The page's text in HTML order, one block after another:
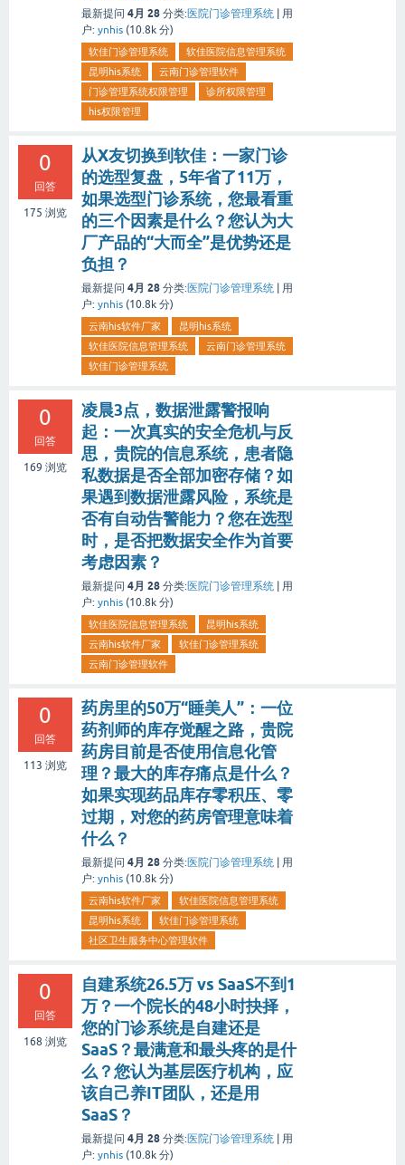
最新提问 4月 28 分类:医院门诊管理系统
用
户: ynhis (10.8k 分)
软佳门诊管理系统
软佳医院信息管理系统
昆明his系统
云南门诊管理软件
门诊管理系统权限管理
诊所权限管理
his权限管理
0
回答
175 浏览
从X友切换到软佳：一家门诊
的选型复盘，5年省了11万，
如果选型门诊系统，您最看重
的三个因素是什么？您认为大
厂产品的“大而全”是优势还是
负担？
最新提问 4月 28 分类:医院门诊管理系统
用
户: ynhis (10.8k 分)
云南his软件厂家
昆明his系统
软佳医院信息管理系统
云南门诊管理系统
软佳门诊管理系统
0
回答
169 浏览
凌晨3点，数据泄露警报响
起：一次真实的安全危机与反
思，贵院的信息系统，患者隐
私数据是否全部加密存储？如
果遇到数据泄露风险，系统是
否有自动告警能力？您在选型
时，是否把数据安全作为首要
考虑因素？
最新提问 4月 28 分类:医院门诊管理系统
用
户: ynhis (10.8k 分)
软佳医院信息管理系统
昆明his系统
云南his软件厂家
软佳门诊管理系统
云南门诊管理软件
0
回答
113 浏览
药房里的50万“睡美人”：一位
药剂师的库存觉醒之路，贵院
药房目前是否使用信息化管
理？最大的库存痛点是什么？
如果实现药品库存零积压、零
过期，对您的药房管理意味着
什么？
最新提问 4月 28 分类:医院门诊管理系统
用
户: ynhis (10.8k 分)
云南his软件厂家
软佳医院信息管理系统
昆明his系统
软佳门诊管理系统
社区卫生服务中心管理软件
0
回答
168 浏览
自建系统26.5万 vs SaaS不到1
万？一个院长的48小时抉择，
您的门诊系统是自建还是
SaaS？最满意和最头疼的是什
么？您认为基层医疗机构，应
该自己养IT团队，还是用
SaaS？
最新提问 4月 28 分类:医院门诊管理系统
用
户: ynhis (10.8k 分)